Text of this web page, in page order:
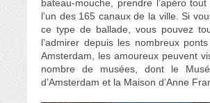
bateau-mouche, prendre l’apéro
l’un des 165 canaux de la ville. Si
ce type de ballade, vous pouvez
l’admirer depuis les nombreux
Amsterdam, les amoureux peuvent
nombre de musées, dont le
d’Amsterdam et la Maison d’Anne